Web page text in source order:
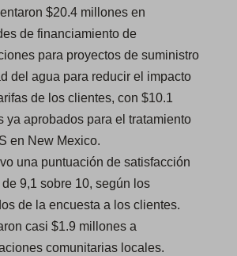
$20.4 millones en
de financiamiento de
para proyectos de suministro
del agua para reducir el impacto
de los clientes, con $10.1
ya aprobados para el tratamiento
en New Mexico.
una puntuación de satisfacción
9,1 sobre 10, según los
de la encuesta a los clientes.
casi $1.9 millones a
comunitarias locales.